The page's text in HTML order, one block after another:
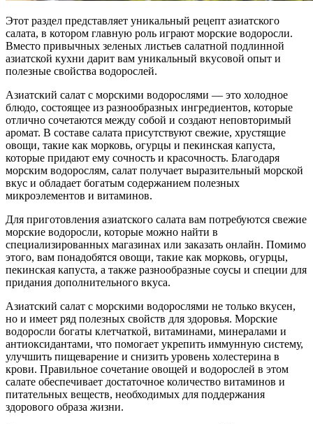
Этот раздел представляет уникальный рецепт азиатского
салата, в котором главную роль играют морские водоросли.
Вместо привычных зеленых листьев салатной подлинной
азиатской кухни дарит вам уникальный вкусовой опыт и
полезные свойства водорослей.
Азиатский салат с морскими водорослями — это холодное
блюдо, состоящее из разнообразных ингредиентов, которые
отлично сочетаются между собой и создают неповторимый
аромат. В составе салата присутствуют свежие, хрустящие
овощи, такие как морковь, огурцы и пекинская капуста,
которые придают ему сочность и красочность. Благодаря
морским водорослям, салат получает выразительный морской
вкус и обладает богатым содержанием полезных
микроэлементов и витаминов.
Для приготовления азиатского салата вам потребуются свежие
морские водоросли, которые можно найти в
специализированных магазинах или заказать онлайн. Помимо
этого, вам понадобятся овощи, такие как морковь, огурцы,
пекинская капуста, а также разнообразные соусы и специи для
придания дополнительного вкуса.
Азиатский салат с морскими водорослями не только вкусен,
но и имеет ряд полезных свойств для здоровья. Морские
водоросли богаты клетчаткой, витаминами, минералами и
антиоксидантами, что помогает укрепить иммунную систему,
улучшить пищеварение и снизить уровень холестерина в
крови. Правильное сочетание овощей и водорослей в этом
салате обеспечивает достаточное количество витаминов и
питательных веществ, необходимых для поддержания
здорового образа жизни.